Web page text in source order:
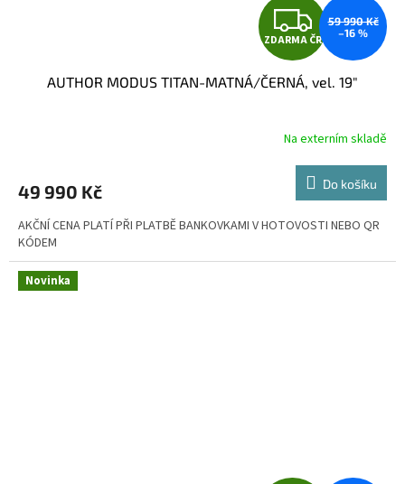
Z
D
A
R
M
A
ZDARMA ČR
59 990 Kč
–16 %
AUTHOR MODUS TITAN-MATNÁ/ČERNÁ, vel. 19"
Na externím skladě
49 990 Kč Do košíku
AKČNÍ CENA PLATÍ PŘI PLATBĚ BANKOVKAMI V HOTOVOSTI NEBO QR
KÓDEM
Novinka